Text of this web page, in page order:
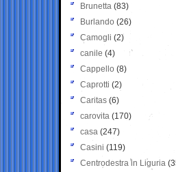
Brunetta (83)
Burlando (26)
Camogli (2)
canile (4)
Cappello (8)
Caprotti (2)
Caritas (6)
carovita (170)
casa (247)
Casini (119)
Centrodestra in Liguria